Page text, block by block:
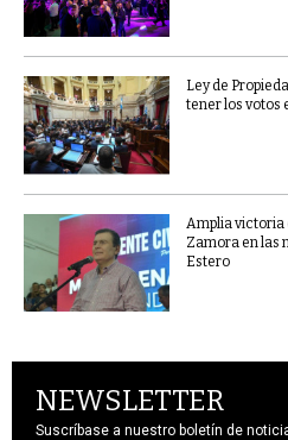
Ley de
tener los votos
Amplia victoria
Zamora en las
Estero
NEWSLETTER
Suscríbase a nuestro boletín de